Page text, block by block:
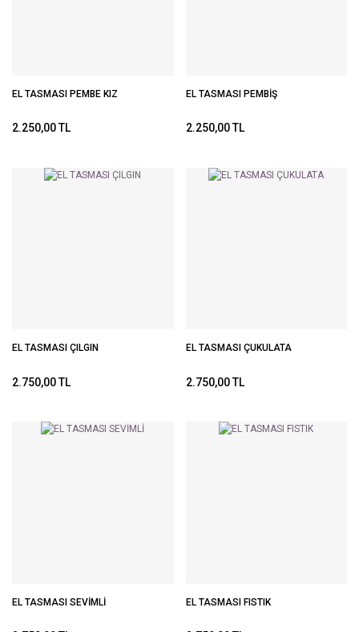
EL TASMASI PEMBE KIZ
2.250,00 TL
EL TASMASI PEMBİŞ
2.250,00 TL
EL TASMASI ÇILGIN
2.750,00 TL
EL TASMASI ÇUKULATA
2.750,00 TL
EL TASMASI SEVİMLİ EL TASMASI FISTIK